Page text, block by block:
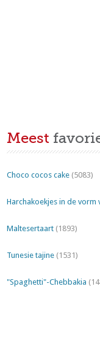
Meest
Choco cocos cake (5083)
Harchakoekjes in de vorm
Maltesertaart (1893)
Tunesie tajine (1531)
"Spaghetti"-Chebbakia